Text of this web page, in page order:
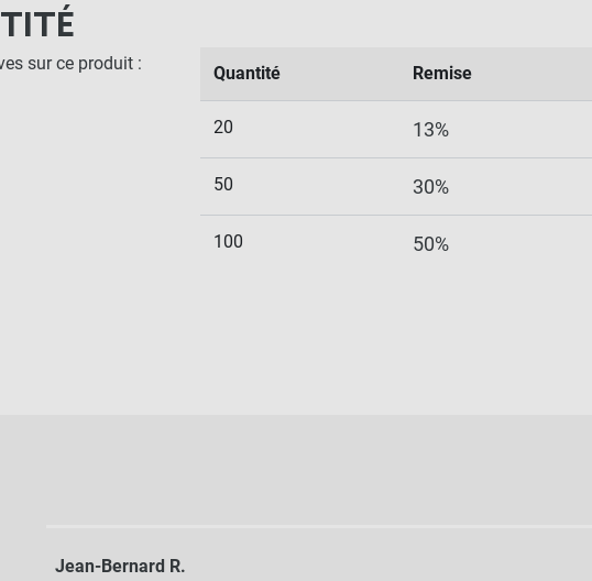
sur ce produit :
Quantité Remise
20 13%
50 30%
100 50%
Jean-Bernard R.